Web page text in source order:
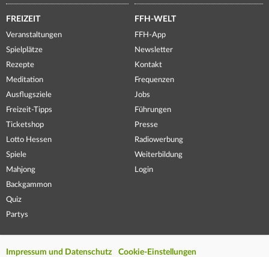
FREIZEIT
Veranstaltungen
Spielplätze
Rezepte
Meditation
Ausflugsziele
Freizeit-Tipps
Ticketshop
Lotto Hessen
Spiele
Mahjong
Backgammon
Quiz
Partys
FFH-WELT
FFH-App
Newsletter
Kontakt
Frequenzen
Jobs
Führungen
Presse
Radiowerbung
Weiterbildung
Login
Impressum und Datenschutz Cookie-Einstellungen